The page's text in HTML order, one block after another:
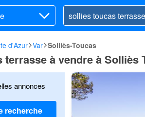
d'Azur Var Solliès-Toucas
terrasse à vendre à Solliès
annonces
recherche